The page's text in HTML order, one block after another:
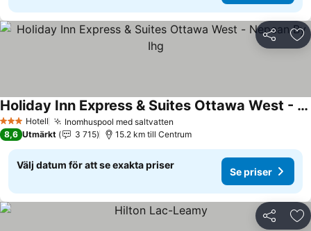
Dela
3 StjärnorHotell Inomhuspool med saltvatten
Holiday Inn Express & Suites Ottawa West - Nepean By Ihg
8,6 Utmärkt 3 715 15.2 km till Centrum
Välj datum för att se exakta priser
Se priser
Dela